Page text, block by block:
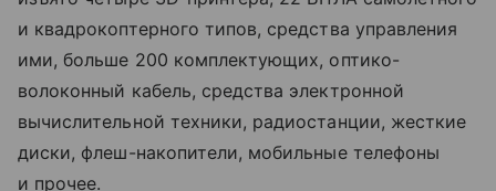
и квадрокоптерного типов, средства управления
ими, больше 200 комплектующих, оптико-
волоконный кабель, средства электронной
вычислительной техники, радиостанции, жесткие
диски, флеш-накопители, мобильные телефоны
и прочее.